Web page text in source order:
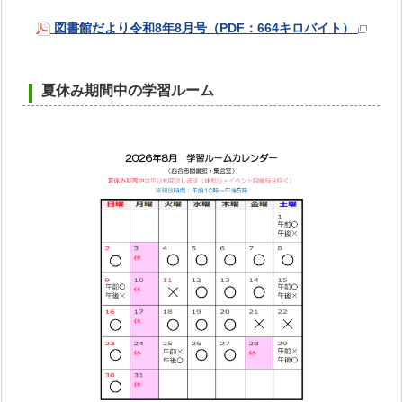
図書館だより令和8年8月号（PDF：664キロバイト）
夏休み期間中の学習ルーム